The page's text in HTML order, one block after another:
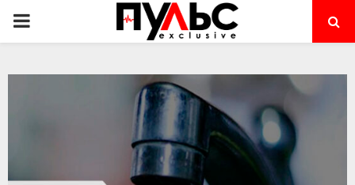
PRIMARY